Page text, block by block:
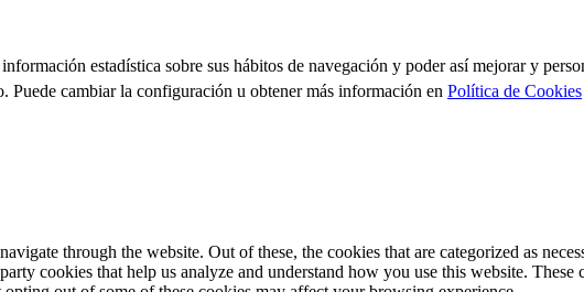
estadística sobre sus hábitos de navegación y poder así mejorar y
Puede cambiar la configuración u obtener más información en Política de Cookies
through the website. Out of these, the cookies that are categorized as
cookies that help us analyze and understand how you use this website.